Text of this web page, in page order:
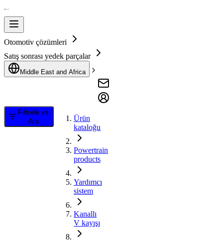
Otomotiv çözümleri
Satış sonrası yedek parçalar
Middle East and Africa
Filtrele ve
Ara
Ürün
kataloğu
Powertrain
products
Yardımcı
sistem
Kanallı
V kayışı